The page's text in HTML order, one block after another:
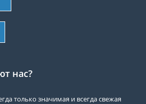
нас?
только значимая и всегда свежая